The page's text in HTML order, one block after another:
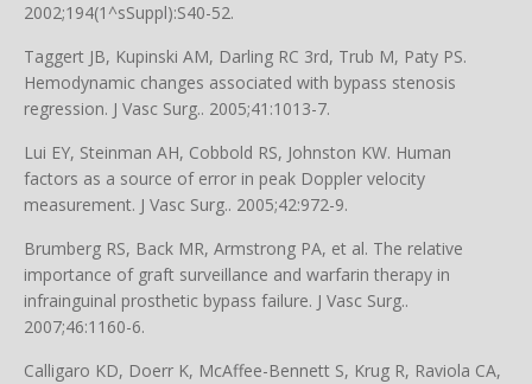
2002;194(1^sSuppl):S40-52.
Taggert JB, Kupinski AM, Darling RC 3rd, Trub M, Paty PS.
Hemodynamic changes associated with bypass stenosis
regression. J Vasc Surg.. 2005;41:1013-7.
Lui EY, Steinman AH, Cobbold RS, Johnston KW. Human
factors as a source of error in peak Doppler velocity
measurement. J Vasc Surg.. 2005;42:972-9.
Brumberg RS, Back MR, Armstrong PA, et al. The relative
importance of graft surveillance and warfarin therapy in
infrainguinal prosthetic bypass failure. J Vasc Surg..
2007;46:1160-6.
Calligaro KD, Doerr K, McAffee-Bennett S, Krug R, Raviola CA,